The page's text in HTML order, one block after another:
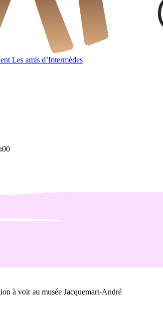
Les amis d’Intermèdes
à voir au musée Jacquemart-André